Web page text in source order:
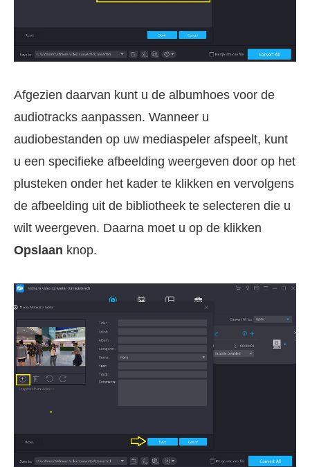
Afgezien daarvan kunt u de albumhoes voor de
audiotracks aanpassen. Wanneer u
audiobestanden op uw mediaspeler afspeelt, kunt
u een specifieke afbeelding weergeven door op het
plusteken onder het kader te klikken en vervolgens
de afbeelding uit de bibliotheek te selecteren die u
wilt weergeven. Daarna moet u op de klikken
Opslaan knop.